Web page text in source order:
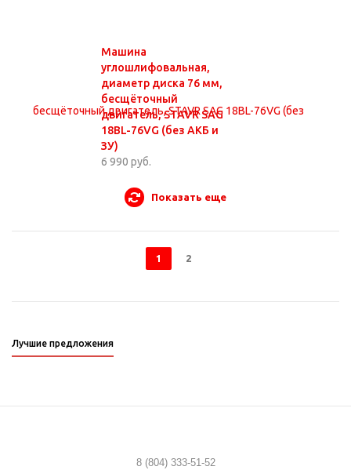
Машина
углошлифовальная,
диаметр диска 76 мм,
бесщёточный
двигатель, STAVR SAG
18BL-76VG (без АКБ и
ЗУ)
6 990 руб.
Показать еще
1 2
Лучшие предложения
8 (804) 333-51-52